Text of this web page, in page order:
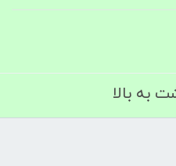
به بالا